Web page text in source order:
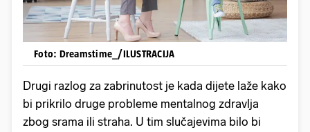
Foto: Dreamstime_/ILUSTRACIJA
Drugi razlog za zabrinutost je kada dijete laže kako
bi prikrilo druge probleme mentalnog zdravlja
zbog srama ili straha. U tim slučajevima bilo bi